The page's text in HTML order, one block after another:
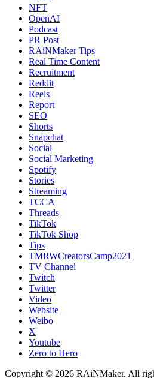
NFT
OpenAI
Podcast
PR Post
RAiNMaker Tips
Real Time Content
Recruitment
Reddit
Reels
Report
SEO
Shorts
Snapchat
Social
Social Marketing
Spotify
Stories
Streaming
TCCA
Threads
TikTok
TikTok Shop
Tips
TMRWCreatorsCamp2021
TV Channel
Twitch
Twitter
Video
Website
Weibo
X
Youtube
Zero to Hero
Copyright © 2026 RAiNMaker. All